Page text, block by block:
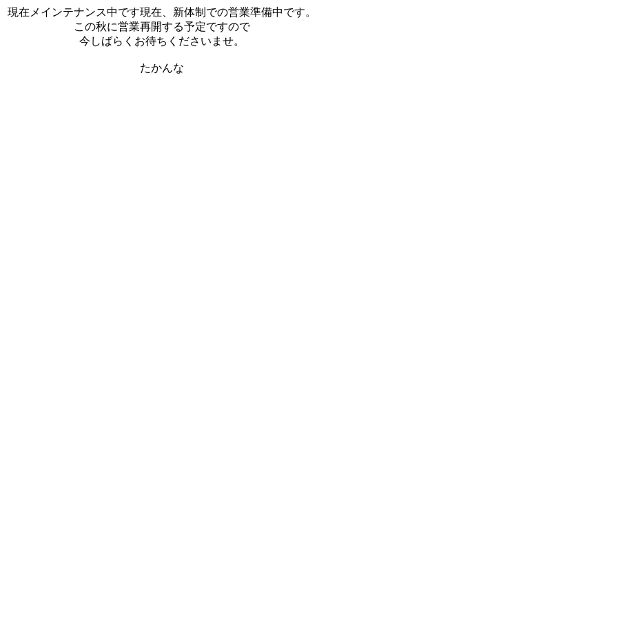
現在メインテナンス中です現在、新体制での営業準備中です。
この秋に営業再開する予定ですので
今しばらくお待ちくださいませ。
たかんな